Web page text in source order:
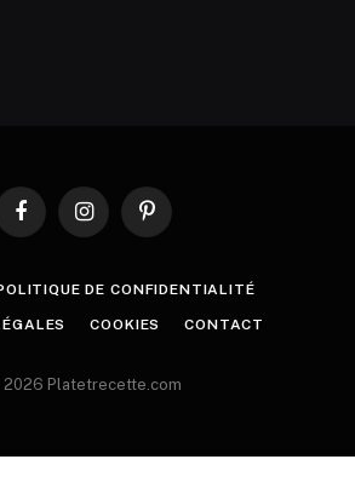
FacebookInstagramPinterest
DE CONFIDENTIALITÉ
COOKIES CONTACT
Platetrecette.com